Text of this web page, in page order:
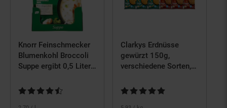
Knorr Feinschmecker
Blumenkohl Broccoli
Suppe ergibt 0,5 Liter,
Kundenbewertung: 4,74 von 5 Sternen
Clarkys Erdnüsse
gewürzt 150g,
verschiedene Sorten,
Kundenbewertung: 4,75 von 5